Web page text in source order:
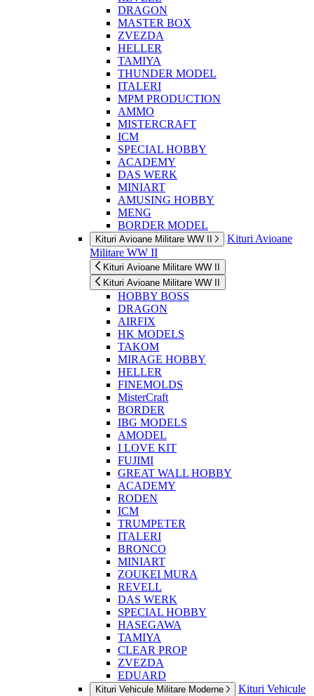
DRAGON
MASTER BOX
ZVEZDA
HELLER
TAMIYA
THUNDER MODEL
ITALERI
MPM PRODUCTION
AMMO
MISTERCRAFT
ICM
SPECIAL HOBBY
ACADEMY
DAS WERK
MINIART
AMUSING HOBBY
MENG
BORDER MODEL
Kituri Avioane Militare WW II
Kituri Avioane
Militare WW II
Kituri Avioane Militare WW II
Kituri Avioane Militare WW II
HOBBY BOSS
DRAGON
AIRFIX
HK MODELS
TAKOM
MIRAGE HOBBY
HELLER
FINEMOLDS
MisterCraft
BORDER
IBG MODELS
AMODEL
I LOVE KIT
FUJIMI
GREAT WALL HOBBY
ACADEMY
RODEN
ICM
TRUMPETER
ITALERI
BRONCO
MINIART
ZOUKEI MURA
REVELL
DAS WERK
SPECIAL HOBBY
HASEGAWA
TAMIYA
CLEAR PROP
ZVEZDA
EDUARD
Kituri Vehicule Militare Moderne
Kituri Vehicule